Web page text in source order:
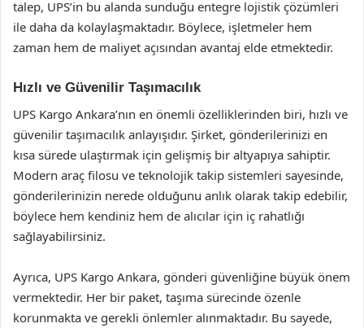
talep, UPS’in bu alanda sunduğu entegre lojistik çözümleri
ile daha da kolaylaşmaktadır. Böylece, işletmeler hem
zaman hem de maliyet açısından avantaj elde etmektedir.
Hızlı ve Güvenilir Taşımacılık
UPS Kargo Ankara’nın en önemli özelliklerinden biri, hızlı ve
güvenilir taşımacılık anlayışıdır. Şirket, gönderilerinizi en
kısa sürede ulaştırmak için gelişmiş bir altyapıya sahiptir.
Modern araç filosu ve teknolojik takip sistemleri sayesinde,
gönderilerinizin nerede olduğunu anlık olarak takip edebilir,
böylece hem kendiniz hem de alıcılar için iç rahatlığı
sağlayabilirsiniz.
Ayrıca, UPS Kargo Ankara, gönderi güvenliğine büyük önem
vermektedir. Her bir paket, taşıma sürecinde özenle
korunmakta ve gerekli önlemler alınmaktadır. Bu sayede,